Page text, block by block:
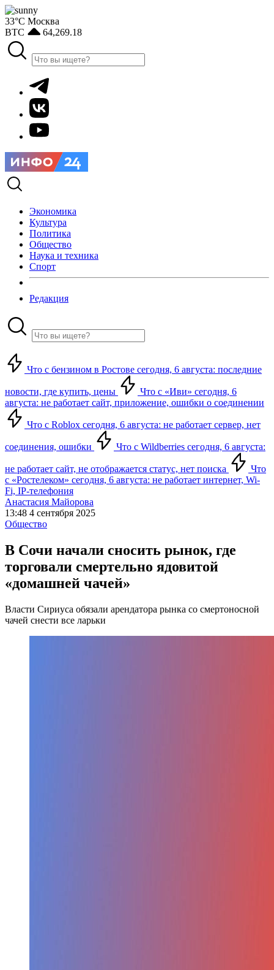
33°С Москва
BTC
64,269.18
Экономика
Культура
Политика
Общество
Наука и техника
Спорт
Редакция
Что с бензином в Ростове сегодня, 6 августа: последние
новости, где купить, цены
Что с «Иви» сегодня, 6
августа: не работает сайт, приложение, ошибки о соединении
Что с Roblox сегодня, 6 августа: не работает сервер, нет
соединения, ошибки Что с Wildberries сегодня, 6 августа:
не работает сайт, не отображается статус, нет поиска
Что
с «Ростелеком» сегодня, 6 августа: не работает интернет, Wi-
Fi, IP-телефония
Анастасия Майорова
13:48 4 сентября 2025
Общество
В Сочи начали сносить рынок, где
торговали смертельно ядовитой
«домашней чачей»
Власти Сириуса обязали арендатора рынка со смертоносной
чачей снести все ларьки